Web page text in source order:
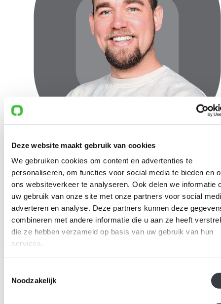
Deze website maakt gebruik van cookies
We gebruiken cookies om content en advertenties te
personaliseren, om functies voor social media te bieden en
ons websiteverkeer te analyseren. Ook delen we informatie
uw gebruik van onze site met onze partners voor social
adverteren en analyse. Deze partners kunnen deze
combineren met andere informatie die u aan ze heeft
die ze hebben verzameld op basis van uw gebruik van hun
services.
Noodzakelijk
niet mogelijk met schrijfplank)
Stapelbaarheid:
Tot 25 stuks op een transportwagen
Heb je een vraag of wil je advies?
Ons team van adviseurs helpt je graag persoonlijk verder met een
advies op maat!
Neem contact op
Bel ons
Vergelijkbare producten